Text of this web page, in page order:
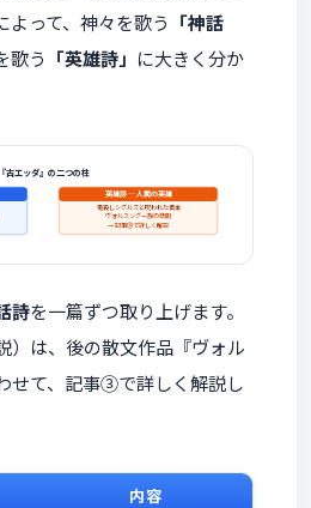
よって、神々を歌う 「神話
歌う 「英雄詩」 に大きく分か
『古エッダ』の二つの柱
英雄詩 ― 人間の英雄
竜殺しシグルズと呪われた黄金
ヴォルスング一族の悲劇
→ 記事③で詳しく解説
詩を一篇ずつ取り上げます。
）は、後の散文作品『ヴォル
せて、記事③で詳しく解説し
内容